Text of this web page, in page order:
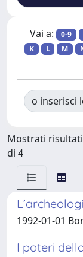
Vai a: 0-9
K
L M
o inserisci
Mostrati risultati
di 4
1992-01-01
I poteri